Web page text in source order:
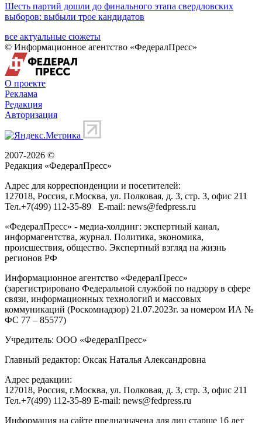
Шесть партий дошли до финального этапа свердловских
выборов: выбыли трое кандидатов
все актуальные сюжеты
© Информационное агентство «ФедералПресс»
О проекте
Реклама
Редакция
Авторизация
2007-2026 ©
Редакция «ФедералПресс»
Адрес для корреспонденции и посетителей:
127018, Россия, г.Москва, ул. Полковая, д. 3, стр. 3, офис 211
Тел.+7(499) 112-35-89 E-mail: news@fedpress.ru
«ФедералПресс» - медиа-холдинг: экспертный канал,
информагентства, журнал. Политика, экономика,
происшествия, общество. Экспертный взгляд на жизнь
регионов РФ
Информационное агентство «ФедералПресс»
(зарегистрировано Федеральной службой по надзору в сфере
связи, информационных технологий и массовых
коммуникаций (Роскомнадзор) 21.07.2023г. за номером ИА №
ФС 77 – 85577)
Учредитель: ООО «ФедералПресс»
Главный редактор: Оксак Наталья Александровна
Адрес редакции:
127018, Россия, г.Москва, ул. Полковая, д. 3, стр. 3, офис 211
Тел.+7(499) 112-35-89 E-mail: news@fedpress.ru
Информация на сайте предназначена для лиц старше 16 лет